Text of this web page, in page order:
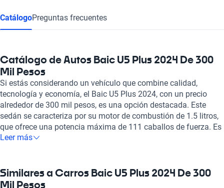
CatálogoPreguntas frecuentes
Catálogo de Autos Baic U5 Plus 2024 De 300
Mil Pesos
Si estás considerando un vehículo que combine calidad,
tecnología y economía, el Baic U5 Plus 2024, con un precio
alrededor de 300 mil pesos, es una opción destacada. Este
sedán se caracteriza por su motor de combustión de 1.5 litros,
que ofrece una potencia máxima de 111 caballos de fuerza. Es
ideal para aquellos que buscan un auto que se adapte tanto a
Plus tiene capacidad para cinco ocupantes, con asientos de
cuero que añaden una sensación de lujo y confort en cada
Leer más
Similares a Carros Baic U5 Plus 2024 De 300
Mil Pesos